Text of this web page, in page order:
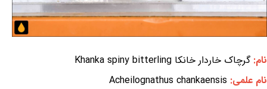
نام:گرچاک خاردار خانکا Khanka spiny bitterling
نام علمی: Acheilognathus chankaensis